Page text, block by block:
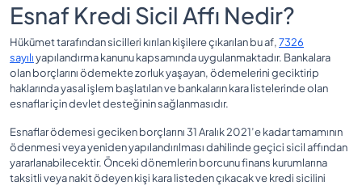
Esnaf Kredi Sicil Affı Nedir?
Hükümet tarafından sicilleri kırılan kişilere çıkarılan bu af,7326
sayılıyapılandırma kanunu kapsamında uygulanmaktadır. Bankalara
olan borçlarını ödemekte zorluk yaşayan, ödemelerini geciktirip
haklarında yasal işlem başlatılan ve bankaların kara listelerinde olan
esnaflar için devlet desteğinin sağlanmasıdır.
Esnaflar ödemesi geciken borçlarını 31 Aralık 2021’e kadar tamamının
ödenmesi veya yeniden yapılandırılması dahilinde geçici sicil affından
yararlanabilecektir. Önceki dönemlerin borcunu finans kurumlarına
taksitli veya nakit ödeyen kişi kara listeden çıkacak ve kredi sicilini